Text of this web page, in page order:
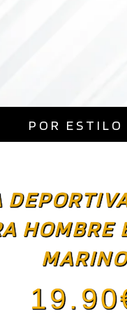
POR ESTILO
HOMBRE
19.90